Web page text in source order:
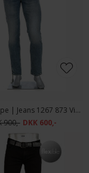
Alberto - Slipe | Jeans 1267 873 Vintage
900,- DKK 600,-